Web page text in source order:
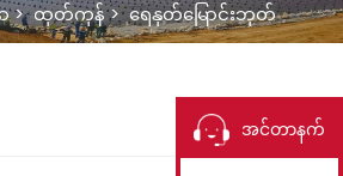
>ထုတ်ကုန်>ရေနုတ်မြောင်းဘုတ်
အင်တာနက်